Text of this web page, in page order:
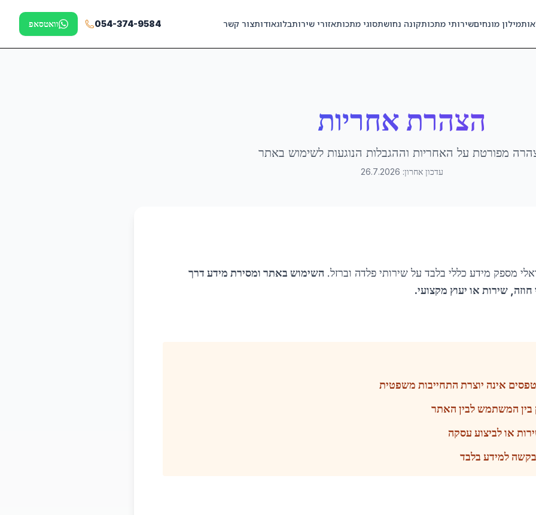
מילון מונחיםשירותי מתכותקונה נחושתסוגי מתכותאזורי שירותבלוגאודותצור קשר 054-374-9584 וואטסאפ
הצהרת אחריות
מפורטת על האחריות וההגבלות הנוגעות לשימוש באתר
עדכון אחרון: 26.7.2026
מספק מידע כללי בלבד על שירותי פלדה וברזל. השימוש באתר ומסירת מידע דרך
שירות או יעוץ מקצועי.
אינה יוצרת התחייבות משפטית
בין המשתמש לבין האתר
או לביצוע עסקה
למידע בלבד